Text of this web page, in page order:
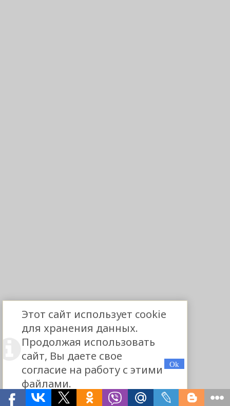
Этот сайт использует cookie
для хранения данных.
Продолжая использовать
сайт, Вы даете свое
согласие на работу с этими
файлами.